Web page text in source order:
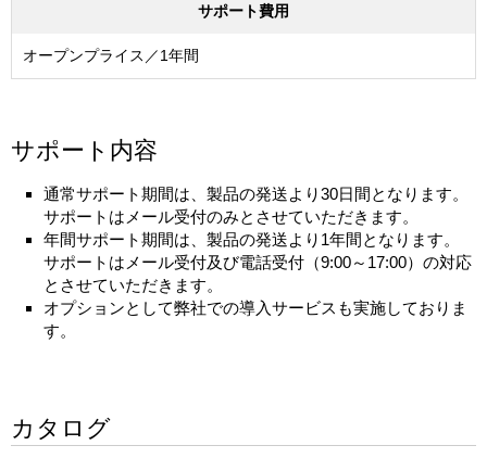
サポート費用
オープンプライス／1年間
サポート内容
通常サポート期間は、製品の発送より30日間となります。
サポートはメール受付のみとさせていただきます。
年間サポート期間は、製品の発送より1年間となります。
サポートはメール受付及び電話受付（9:00～17:00）の対応
とさせていただきます。
オプションとして弊社での導入サービスも実施しておりま
す。
カタログ